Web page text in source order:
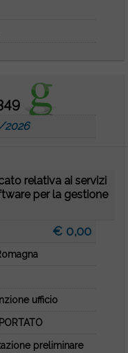
relativa ai servizi
per la gestione
€ 0,00
ufficio
preliminare